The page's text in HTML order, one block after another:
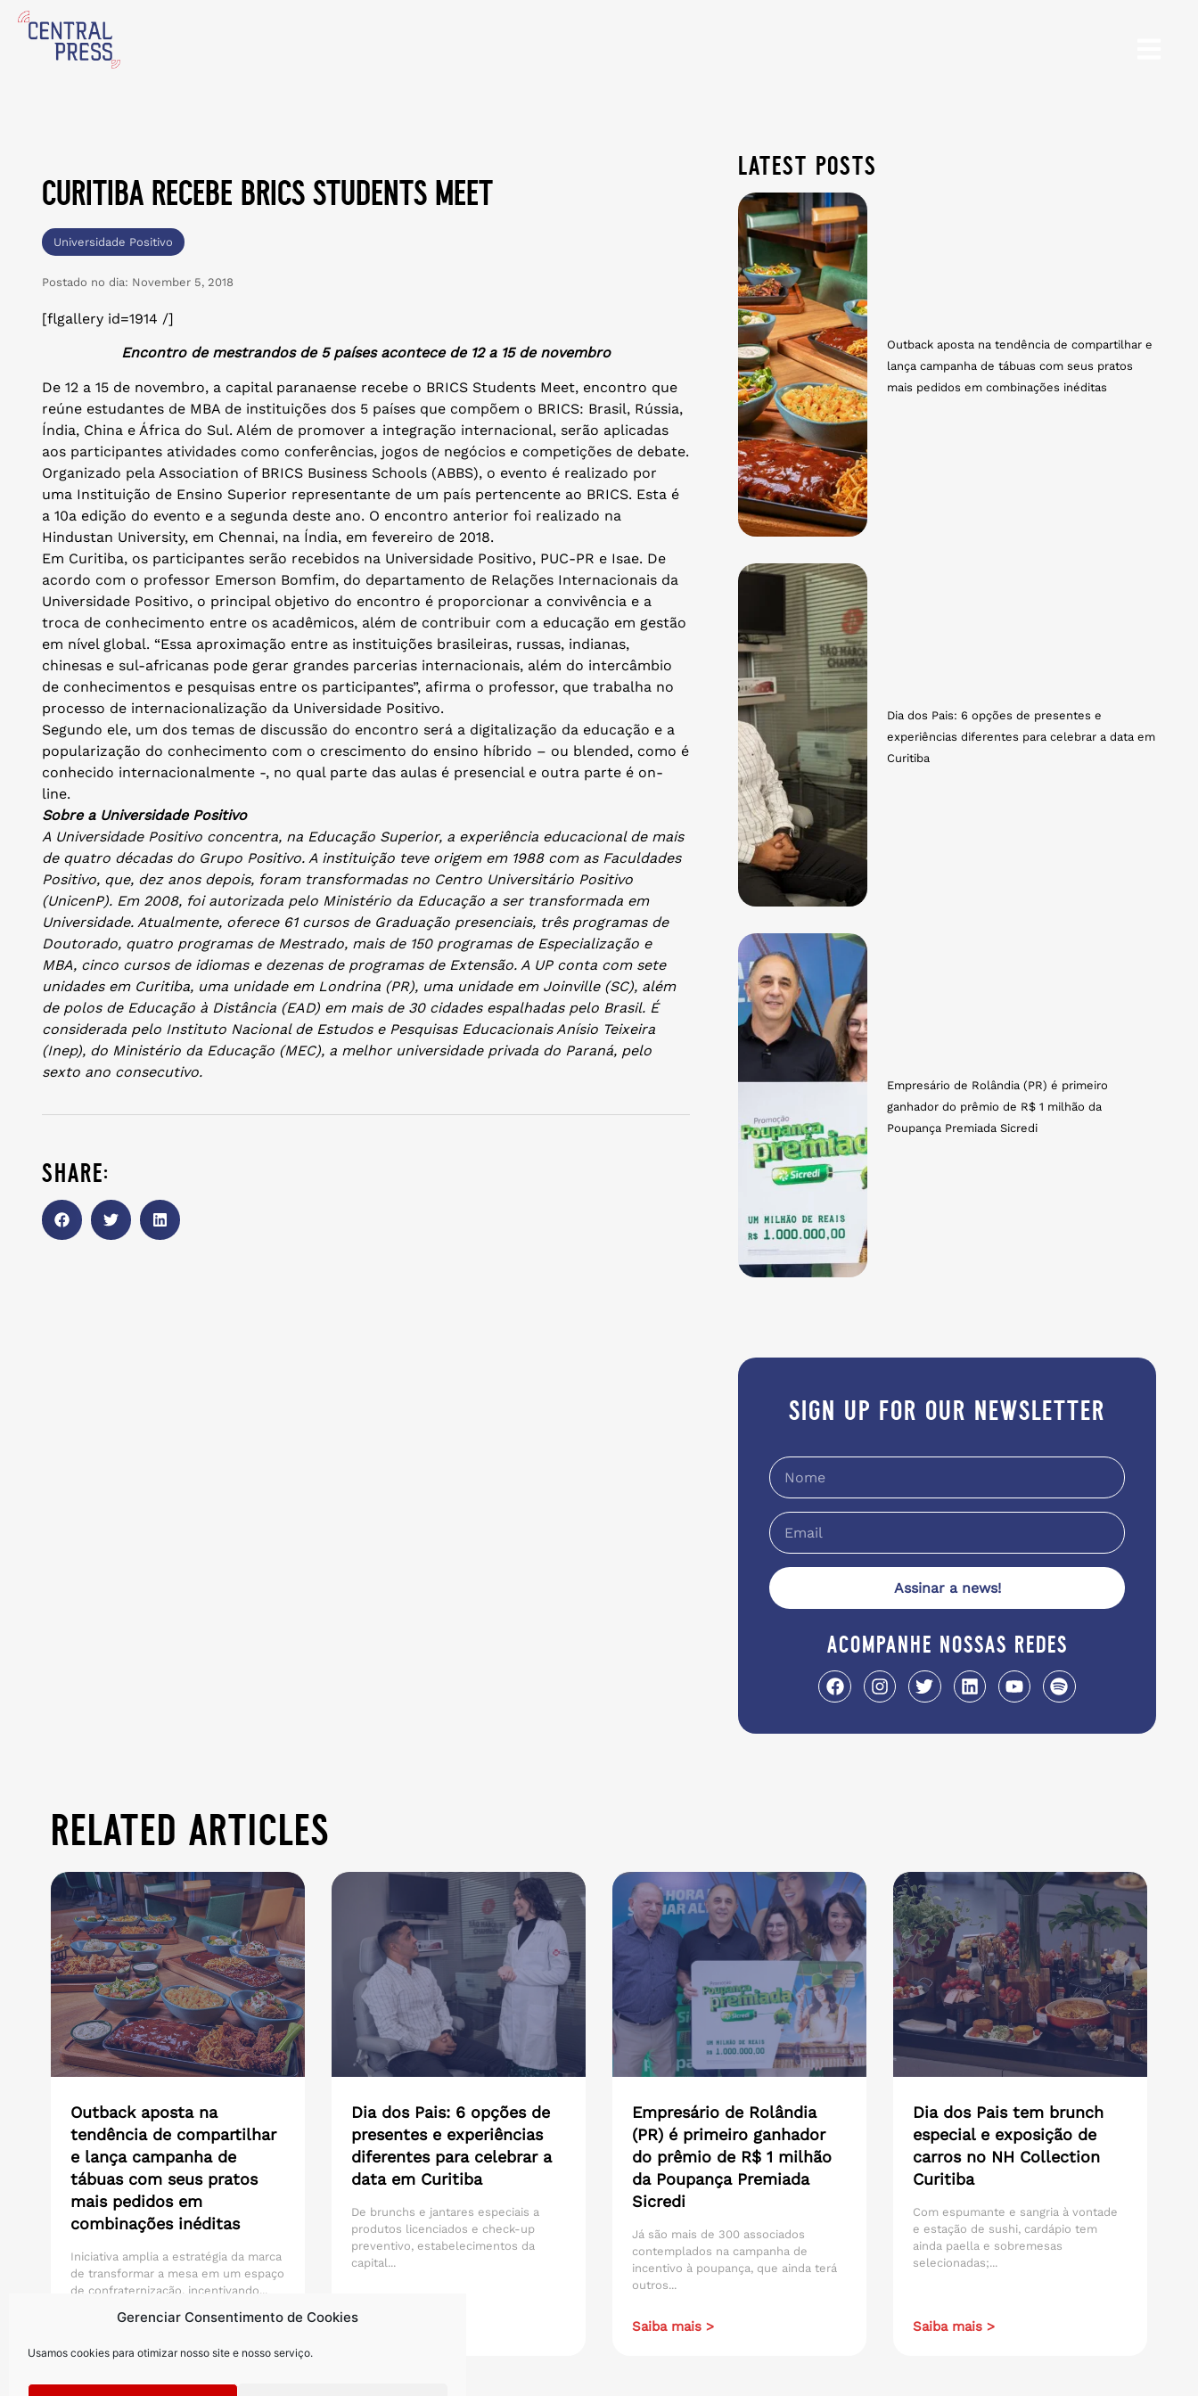
Gerenciar Consentimento de Cookies
Usamos cookies para otimizar nosso site e nosso serviço.
curitiba recebe brics students meet
Universidade Positivo
Postado no dia: November 5, 2018
[flgallery id=1914 /]
Encontro de mestrandos de 5 países acontece de 12 a 15 de novembro
De 12 a 15 de novembro, a capital paranaense recebe o BRICS Students Meet, encontro que
reúne estudantes de MBA de instituições dos 5 países que compõem o BRICS: Brasil, Rússia,
Índia, China e África do Sul. Além de promover a integração internacional, serão aplicadas
aos participantes atividades como conferências, jogos de negócios e competições de debate.
Organizado pela Association of BRICS Business Schools (ABBS), o evento é realizado por
uma Instituição de Ensino Superior representante de um país pertencente ao BRICS. Esta é
a 10a edição do evento e a segunda deste ano. O encontro anterior foi realizado na
Hindustan University, em Chennai, na Índia, em fevereiro de 2018.
Em Curitiba, os participantes serão recebidos na Universidade Positivo, PUC-PR e Isae. De
acordo com o professor Emerson Bomfim, do departamento de Relações Internacionais da
Universidade Positivo, o principal objetivo do encontro é proporcionar a convivência e a
troca de conhecimento entre os acadêmicos, além de contribuir com a educação em gestão
em nível global. “Essa aproximação entre as instituições brasileiras, russas, indianas,
chinesas e sul-africanas pode gerar grandes parcerias internacionais, além do intercâmbio
de conhecimentos e pesquisas entre os participantes”, afirma o professor, que trabalha no
processo de internacionalização da Universidade Positivo.
Segundo ele, um dos temas de discussão do encontro será a digitalização da educação e a
popularização do conhecimento com o crescimento do ensino híbrido – ou blended, como é
conhecido internacionalmente -, no qual parte das aulas é presencial e outra parte é on-
line.
Sobre a Universidade Positivo
A Universidade Positivo concentra, na Educação Superior, a experiência educacional de mais
de quatro décadas do Grupo Positivo. A instituição teve origem em 1988 com as Faculdades
Positivo, que, dez anos depois, foram transformadas no Centro Universitário Positivo
(UnicenP). Em 2008, foi autorizada pelo Ministério da Educação a ser transformada em
Universidade. Atualmente, oferece 61 cursos de Graduação presenciais, três programas de
Doutorado, quatro programas de Mestrado, mais de 150 programas de Especialização e
MBA, cinco cursos de idiomas e dezenas de programas de Extensão. A UP conta com sete
unidades em Curitiba, uma unidade em Londrina (PR), uma unidade em Joinville (SC), além
de polos de Educação à Distância (EAD) em mais de 30 cidades espalhadas pelo Brasil. É
considerada pelo Instituto Nacional de Estudos e Pesquisas Educacionais Anísio Teixeira
(Inep), do Ministério da Educação (MEC), a melhor universidade privada do Paraná, pelo
sexto ano consecutivo.
share:
latest posts
Outback aposta na tendência de compartilhar e
lança campanha de tábuas com seus pratos
mais pedidos em combinações inéditas
Dia dos Pais: 6 opções de presentes e
experiências diferentes para celebrar a data em
Curitiba
Empresário de Rolândia (PR) é primeiro
ganhador do prêmio de R$ 1 milhão da
Poupança Premiada Sicredi
sign up for our newsletter
Assinar a news!
acompanhe nossas redes
related articles
Outback aposta na
tendência de compartilhar
e lança campanha de
tábuas com seus pratos
mais pedidos em
combinações inéditas
Iniciativa amplia a estratégia da marca
de transformar a mesa em um espaço
de confraternização, incentivando...
Saiba mais >
Dia dos Pais: 6 opções de
presentes e experiências
diferentes para celebrar a
data em Curitiba
De brunchs e jantares especiais a
produtos licenciados e check-up
preventivo, estabelecimentos da
capital...
Saiba mais >
Empresário de Rolândia
(PR) é primeiro ganhador
do prêmio de R$ 1 milhão
da Poupança Premiada
Sicredi
Já são mais de 300 associados
contemplados na campanha de
incentivo à poupança, que ainda terá
outros...
Saiba mais >
Dia dos Pais tem brunch
especial e exposição de
carros no NH Collection
Curitiba
Com espumante e sangria à vontade
e estação de sushi, cardápio tem
ainda paella e sobremesas
selecionadas;...
Saiba mais >